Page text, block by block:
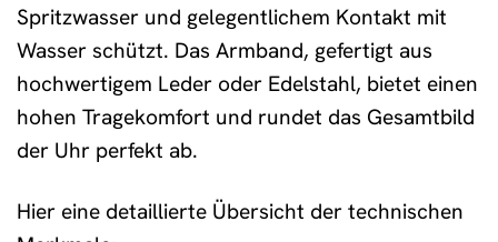
Spritzwasser und gelegentlichem Kontakt mit
Wasser schützt. Das Armband, gefertigt aus
hochwertigem Leder oder Edelstahl, bietet einen
hohen Tragekomfort und rundet das Gesamtbild
der Uhr perfekt ab.
Hier eine detaillierte Übersicht der technischen